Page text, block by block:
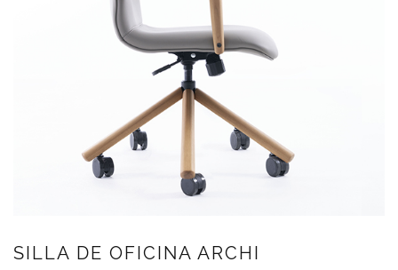
SILLA DE OFICINA ARCHI